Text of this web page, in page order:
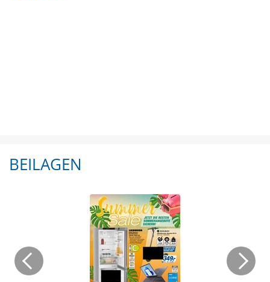
BEILAGEN